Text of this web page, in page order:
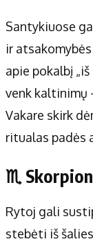
Santykiuose
ir
apie pokalbį
venk kaltinimų
Vakare skirk
ritualas padės
♏
Rytoj gali
stebėti iš